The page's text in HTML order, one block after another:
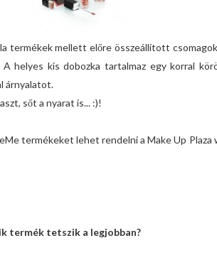
termékek mellett előre összeállított
helyes kis dobozka tartalmaz egy korral
árnyalatot.
sőt a nyarat is... :)!
termékeket lehet rendelni a Make Up
termék tetszik a legjobban?